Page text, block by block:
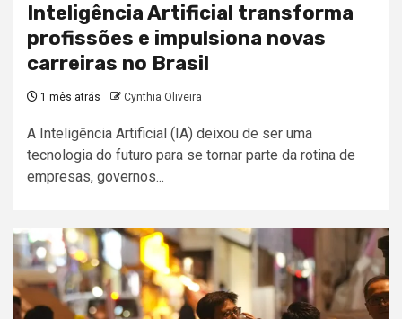
Inteligência Artificial transforma
profissões e impulsiona novas
carreiras no Brasil
1 mês atrás Cynthia Oliveira
A Inteligência Artificial (IA) deixou de ser uma
tecnologia do futuro para se tornar parte da rotina de
empresas, governos...